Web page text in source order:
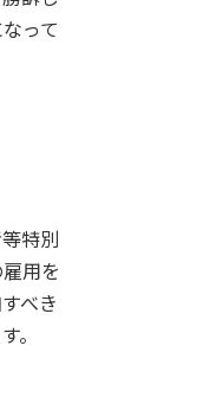
って
特別
用を
べき
。